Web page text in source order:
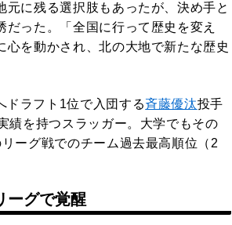
に残る選択肢もあったが、決め手と
った。「全国に行って歴史を変え
を動かされ、北の大地で新たな歴史
ドラフト1位で入団する斉藤優汰投手
績を持つスラッガー。大学でもその
ーグ戦でのチーム過去最高順位（2
ーグで覚醒